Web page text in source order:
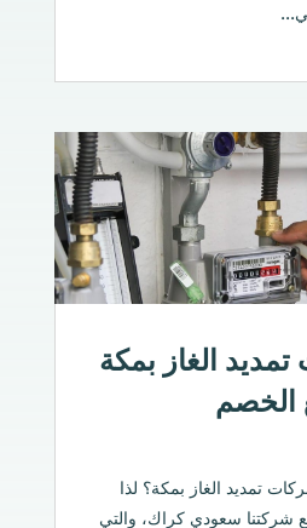
الغاز بمكة
تمديد الغاز بمكة؟ لذا
شركتنا سعودي كراك، والتي